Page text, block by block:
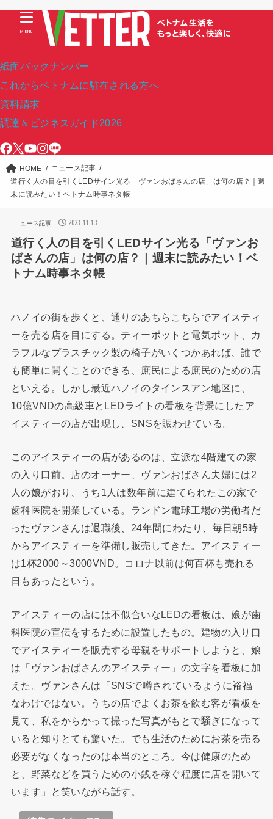
紙面バックナンバー
これからベトナムに駐在される方へ
資料請求
調達＆ビジネスガイド2026
MENU
HOME
ニュース記事
道行く人の目を引くLEDサイン光る「ヴァンおばさんの店」は何の店？｜週
末に読みたい！ベトナム時事ネタ帳
ニュース記事 2023.11.13
道行く人の目を引くLEDサイン光る「ヴァンお
ばさんの店」は何の店？｜週末に読みたい！ベ
トナム時事ネタ帳
ハノイの街を歩くと、通りのあちらこちらでアイスティ
ーを売る店を目にする。ティーポットと電気ポット、カ
ラフルなプラスチック製の椅子がいくつかあれば、誰で
も簡単に開くことのできる、庶民による庶民のための店
といえる。しかし最近ハノイのタインスアン地区に、
10億VNDの高級車とLEDライトの看板を背景にしたア
イスティーの店が出現し、SNSを賑わせている。
このアイスティーの店があるのは、立派な4階建ての家
の入り口前。店のオーナー、ヴァンおばさん夫婦には2
人の娘がおり、うち1人は数年前に建てられたこの家で
歯科医院を開業している。ランドン電球工場の労働者だ
ったヴァンさんは退職後、24年間にわたり、毎日朝5時
からアイスティーを準備し販売してきた。アイスティー
は1杯2000～3000VND。コロナ以前は何百杯も売れる
日もあったという。
アイスティーの店には不似合いなLEDの看板は、娘が歯
科医院の宣伝をするために設置したもの。建物の入り口
でアイスティーを販売する母親をサポートしようと、娘
は「ヴァンおばさんのアイスティー」の文字を看板に加
えた。ヴァンさんは「SNSで噂されているように裕福
なわけではない。うちの店でよくお茶を飲む客が看板を
見て、私をからかって撮った写真がもとで騒ぎになって
いると知りとても驚いた。でも生活のためにお茶を売る
必要がなくなったのは本当のところ。今は健康のため
と、野菜などを買うための小銭を稼ぐ程度に店を開いて
います」と笑いながら話す。